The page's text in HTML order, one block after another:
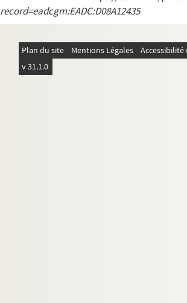
record=eadcgm:EADC:D08A12435
Plan du site Mentions Légales
v 31.1.0